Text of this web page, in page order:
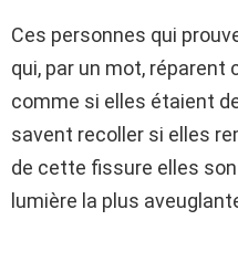
Ces personnes qui
qui, par un mot,
comme si elles étaient
savent recoller si elles
de cette fissure elles
lumière la plus